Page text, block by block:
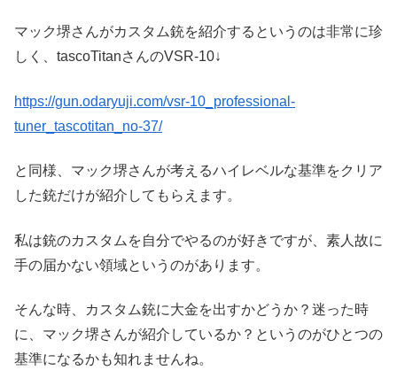
マック堺さんがカスタム銃を紹介するというのは非常に珍
しく、tascoTitanさんのVSR-10↓
https://gun.odaryuji.com/vsr-10_professional-
tuner_tascotitan_no-37/
と同様、マック堺さんが考えるハイレベルな基準をクリア
した銃だけが紹介してもらえます。
私は銃のカスタムを自分でやるのが好きですが、素人故に
手の届かない領域というのがあります。
そんな時、カスタム銃に大金を出すかどうか？迷った時
に、マック堺さんが紹介しているか？というのがひとつの
基準になるかも知れませんね。